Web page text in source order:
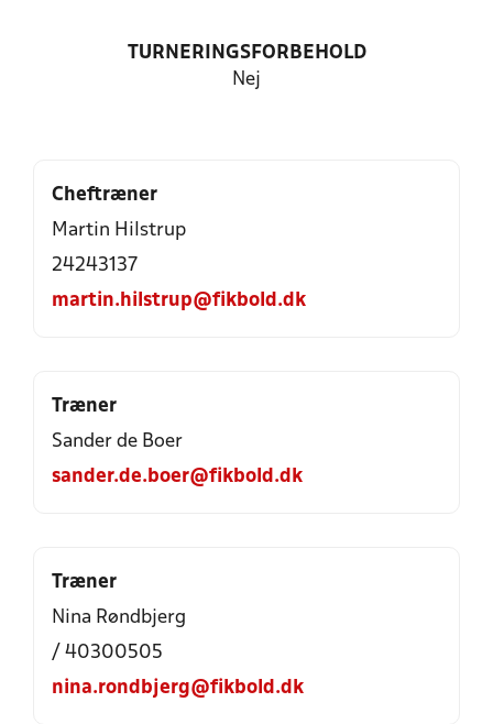
TURNERINGSFORBEHOLD
Nej
Cheftræner
Martin Hilstrup
24243137
martin.hilstrup@fikbold.dk
Træner
Sander de Boer
sander.de.boer@fikbold.dk
Træner
Nina Røndbjerg
/ 40300505
nina.rondbjerg@fikbold.dk